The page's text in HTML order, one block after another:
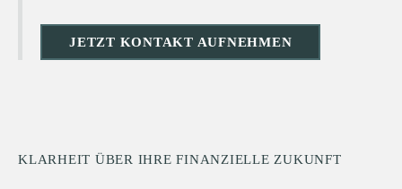
JETZT KONTAKT AUFNEHMEN
KLARHEIT ÜBER IHRE FINANZIELLE ZUKUNFT